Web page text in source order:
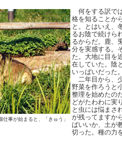
事が始まると、「きゅう」
何をする訳で
格を知ることか
と。とはいえ、
るお陰で続けら
るからだ。鹿、
分を実感する。
た。大地に目を
在していた。陰
いっぱいだった
二年目から、
野菜を作ろうと
整理を始めたの
どがたわわに実
と虫には悩まさ
が残ってますか
ばいいか、土が
切った。種の力